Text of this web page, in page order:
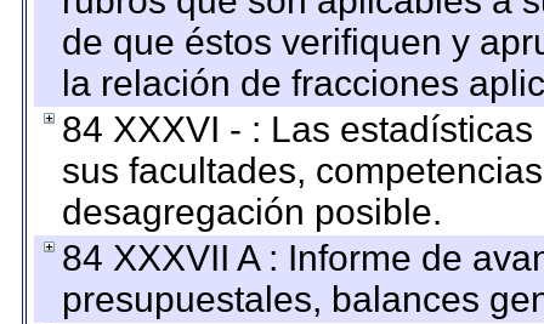
de que éstos verifiquen y
la relación de fracciones
84 XXXVI - : Las
sus facultades,
desagregación posible.
84 XXXVII A : Informe de
presupuestales, balances